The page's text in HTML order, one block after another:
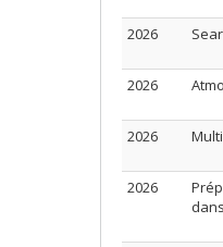
2026
2026
2026
2026